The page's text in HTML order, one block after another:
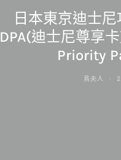
日本東京迪士
DPA(迪士尼尊享
Priority
鳥夫人